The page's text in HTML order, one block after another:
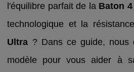
l'équilibre parfait de la Baton
technologique et la
Ultra ? Dans ce guide, nous
modèle pour vous aider à